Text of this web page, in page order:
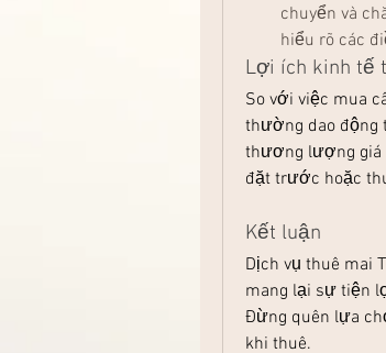
chuyển và
hiểu rõ các
Lợi ích kinh tế
So với việc mua
thường dao động
thương lượng giá
đặt trước hoặc
Kết luận
Dịch vụ thuê mai
mang lại sự tiện
Đừng quên lựa
khi thuê.